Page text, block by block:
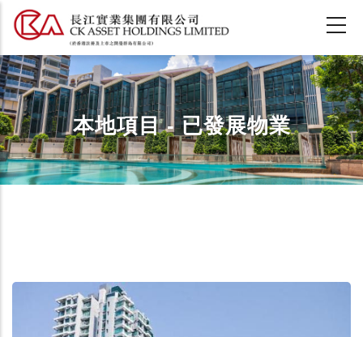
內
容
本地項目 - 已發展物業